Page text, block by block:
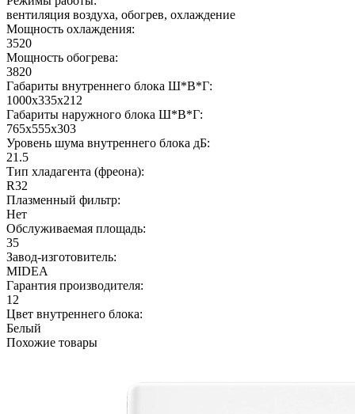
вентиляция воздуха, обогрев, охлаждение
Мощность охлаждения:
3520
Мощность обогрева:
3820
Габариты внутреннего блока Ш*В*Г:
1000x335x212
Габариты наружного блока Ш*В*Г:
765x555x303
Уровень шума внутреннего блока дБ:
21.5
Тип хладагента (фреона):
R32
Плазменный фильтр:
Нет
Обслуживаемая площадь:
35
Завод-изготовитель:
MIDEA
Гарантия производителя:
12
Цвет внутреннего блока:
Белый
Похожие товары